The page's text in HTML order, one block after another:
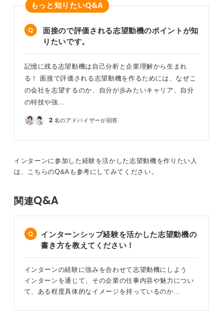
もっと知りたいQ&A
面接ので評価される志望動機のポイントが知
りたいです。
記憶に残る志望動機は自己分析と企業理解から生まれ
る！ 面接で評価される志望動機を作るためには、なぜこ
の会社を志望するのか、自分が歩みたいキャリア、自分
の特技や強…
2 名のアドバイザーが回答
インターンに参加した経験を活かした志望動機を作りたい人
は、こちらのQ&Aも参考にしてみてください。
関連Q&A
インターンシップ経験を活かした志望動機の
書き方を教えてください！
インターンの経験に強みを合わせて志望動機にしよう
インターンを通じて、その企業の仕事内容や魅力につい
て、ある程度具体的なイメージを持っているのか…